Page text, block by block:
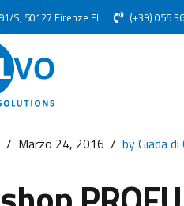
S, 50127 Firenze FI (+39) 055
Marzo 24, 2016 by Giada